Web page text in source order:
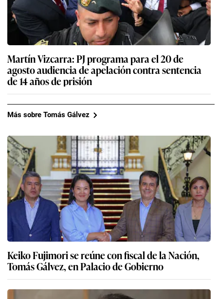
Martín Vizcarra: PJ programa para el 20 de
agosto audiencia de apelación contra sentencia
de 14 años de prisión
Más sobre Tomás Gálvez
Keiko Fujimori se reúne con fiscal de la Nación,
Tomás Gálvez, en Palacio de Gobierno